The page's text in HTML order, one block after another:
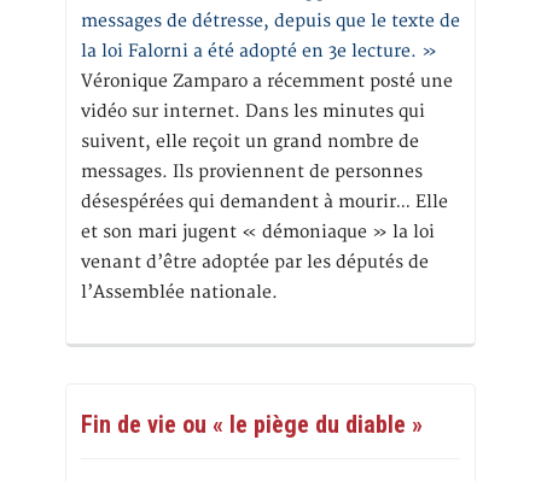
messages de détresse, depuis que le texte de
la loi Falorni a été adopté en 3e lecture. »
Véronique Zamparo a récemment posté une
vidéo sur internet. Dans les minutes qui
suivent, elle reçoit un grand nombre de
messages. Ils proviennent de personnes
désespérées qui demandent à mourir… Elle
et son mari jugent « démoniaque » la loi
venant d’être adoptée par les députés de
l’Assemblée nationale.
Fin de vie ou « le piège du diable »